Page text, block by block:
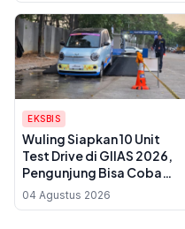
EKSBIS
Wuling Siapkan 10 Unit
Test Drive di GIIAS 2026,
Pengunjung Bisa Coba
Langsung Aira EV hingga
Eksion
04 Agustus 2026